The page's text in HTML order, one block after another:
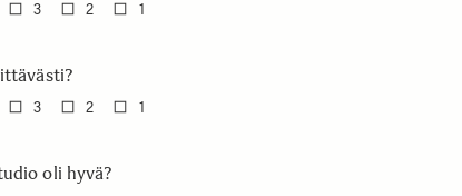
3 2 1
3 2 1
oli hyvä?